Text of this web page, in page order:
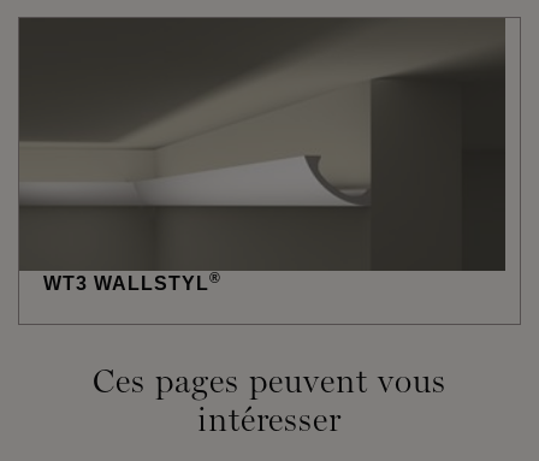
WT3 WALLSTYL®
Ces pages peuvent vous
intéresser